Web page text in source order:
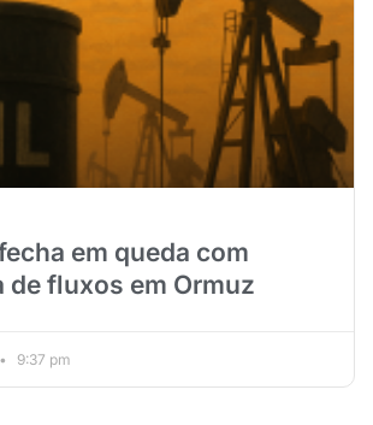
em queda com
de fluxos em Ormuz
9:37 pm